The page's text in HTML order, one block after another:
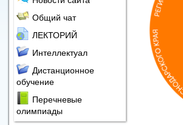
Общий чат
ЛЕКТОРИЙ
Интеллектуал
Дистанционное
обучение
Перечневые
олимпиады